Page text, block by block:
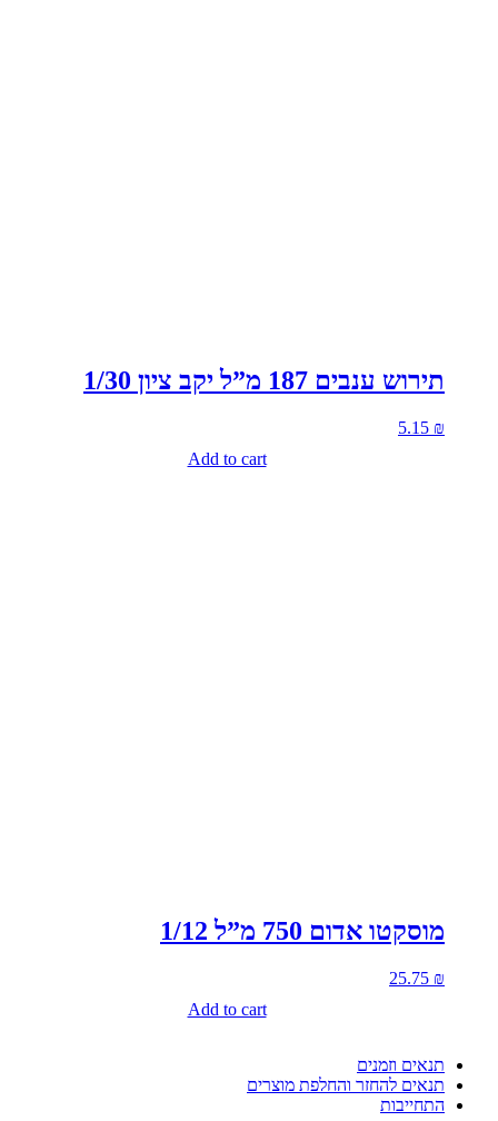
תירוש ענבים 187 מ”ל יקב ציון 1/30
5.15 ₪
Add to cart
מוסקטו אדום 750 מ”ל 1/12
25.75 ₪
Add to cart
תנאים וזמנים
תנאים להחזר והחלפת מוצרים
התחייבות